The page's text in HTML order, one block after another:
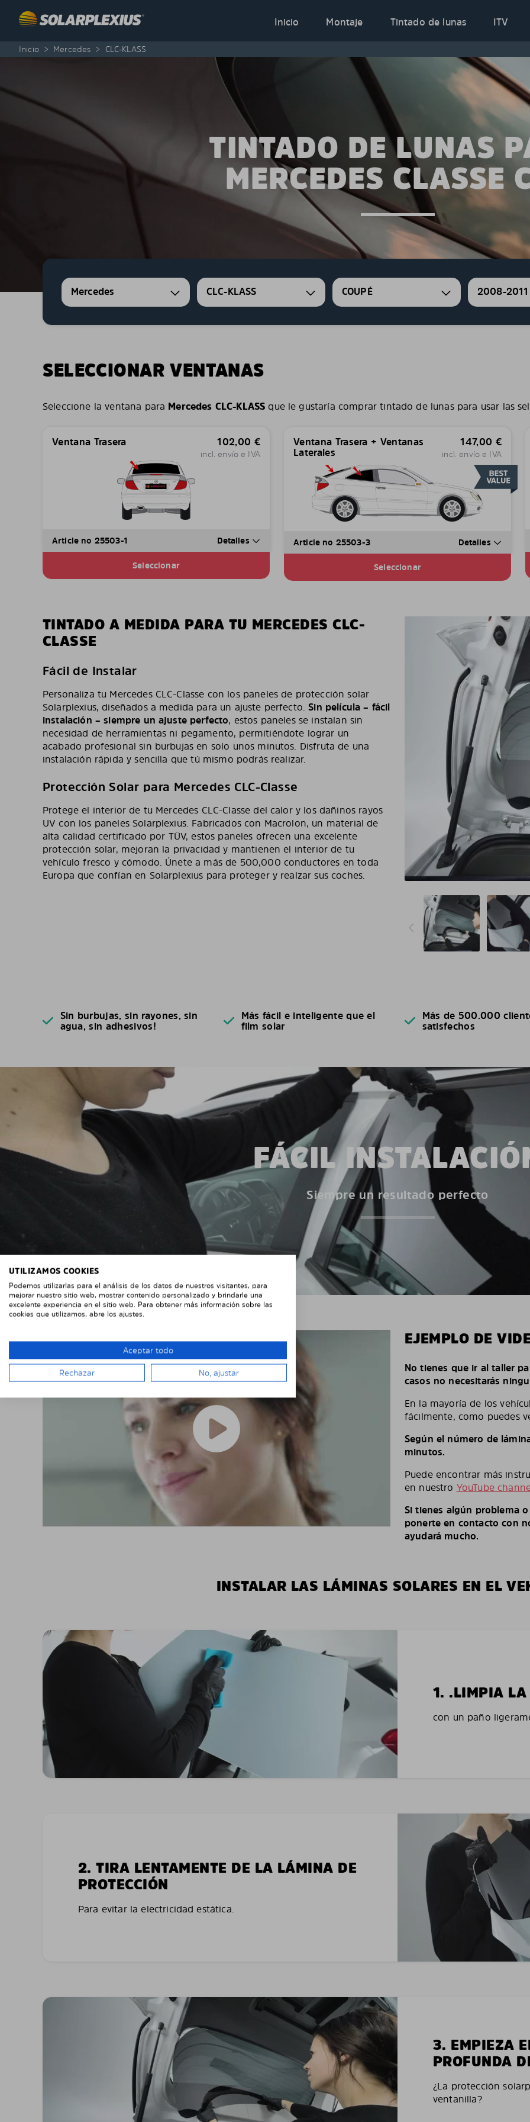
Inicio
Montaje Tintado de lunas ITV
Inicio > Mercedes > CLC-KLASS
TINTADO DE LUNAS
MERCEDES CLASSE
Mercedes CLC-KLASS COUPÉ 2008-2011
SELECCIONAR VENTANAS
Seleccione la ventana para Mercedes CLC-KLASS que le gustaría comprar tintado de lunas para usar las
Ventana Trasera 102,00 €
incl. envío e IVA
Article no 25503-1 Detalles
Seleccionar
Ventana Trasera + Ventanas
Laterales
147,00 €
incl. envío e IVA
Article no 25503-3 Detalles
Seleccionar
TINTADO A MEDIDA PARA TU MERCEDES CLC-
CLASSE
Fácil de Instalar
Personaliza tu Mercedes CLC-Classe con los paneles de protección solar
Solarplexius, diseñados a medida para un ajuste perfecto.Sin película – fácil
instalación – siempre un ajuste perfecto, estos paneles se instalan sin
necesidad de herramientas ni pegamento, permitiéndote lograr un
acabado profesional sin burbujas en solo unos minutos. Disfruta de una
instalación rápida y sencilla que tú mismo podrás realizar.
Protección Solar para Mercedes CLC-Classe
Protege el interior de tu Mercedes CLC-Classe del calor y los dañinos rayos
UV con los paneles Solarplexius. Fabricados con Macrolon, un material de
alta calidad certificado por TÜV, estos paneles ofrecen una excelente
protección solar, mejoran la privacidad y mantienen el interior de tu
vehículo fresco y cómodo. Únete a más de 500,000 conductores en toda
Europa que confían en Solarplexius para proteger y realzar sus coches.
Sin burbujas, sin rayones, sin
agua, sin adhesivos!
Más fácil e inteligente que el
film solar
Más de 500.000
satisfechos
FÁCIL
Siempre un resultado perfecto
EJEMPLO DE
No tienes que ir al taller
casos no necesitarás
En la mayoría de los
fácilmente, como puedes
Según el número de
minutos.
Puede encontrar más
en nuestro YouTube
Si tienes algún problema
ponerte en contacto con
ayudará mucho.
INSTALAR LAS LÁMINAS SOLARES EN EL
1. .LIMPIA LA
con un paño
2. TIRA LENTAMENTE DE LA LÁMINA DE
PROTECCIÓN
Para evitar la electricidad estática.
3. EMPIEZA
PROFUNDA
¿La protección
ventanilla?
UTILIZAMOS COOKIES
Podemos utilizarlas para el análisis de los datos de nuestros visitantes, para
mejorar nuestro sitio web, mostrar contenido personalizado y brindarle una
excelente experiencia en el sitio web. Para obtener más información sobre las
cookies que utilizamos, abre los ajustes.
Aceptar todo
Rechazar No, ajustar